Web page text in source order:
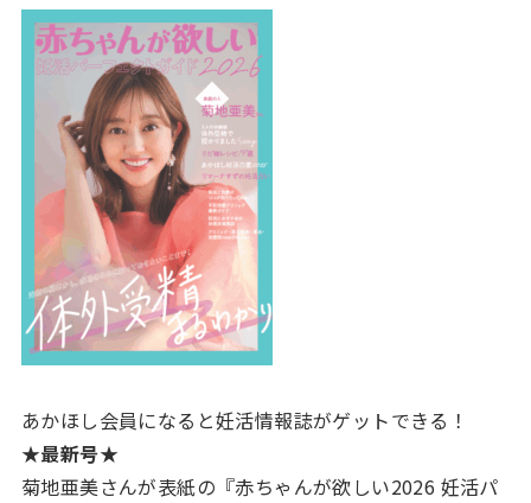
あかほし会員になると妊活情報誌がゲットできる！
★最新号★
菊地亜美さんが表紙の『赤ちゃんが欲しい2026 妊活パ